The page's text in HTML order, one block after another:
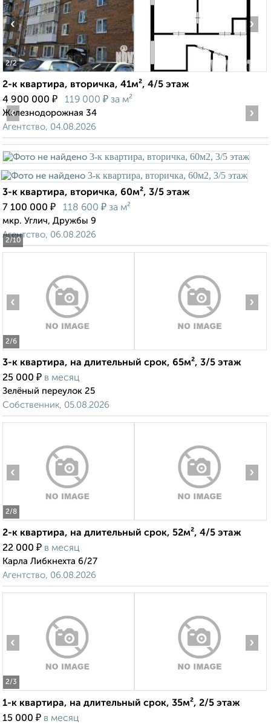
2/2
‹ ›
2-к квартира, вторичка, 41м², 4/5 этаж
4 900 000 ₽ 119 000 ₽ за м²
Железнодорожная 34
Агентство, 04.08.2026
2/10
‹ ›
3-к квартира, вторичка, 60м², 3/5 этаж
7 100 000 ₽ 118 600 ₽ за м²
мкр. Углич, Дружбы 9
Агентство, 06.08.2026
2/6
‹ ›
3-к квартира, на длительный срок, 65м², 3/5 этаж
25 000 ₽ в месяц
Зелёный переулок 25
Собственник, 05.08.2026
2/8
‹ ›
2-к квартира, на длительный срок, 52м², 4/5 этаж
22 000 ₽ в месяц
Карла Либкнехта 6/27
Агентство, 06.08.2026
2/3
‹ ›
1-к квартира, на длительный срок, 35м², 2/5 этаж
15 000 ₽ в месяц